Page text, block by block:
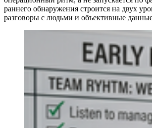
раннего обнаружения строится на двух
разговоры с людьми и объективные